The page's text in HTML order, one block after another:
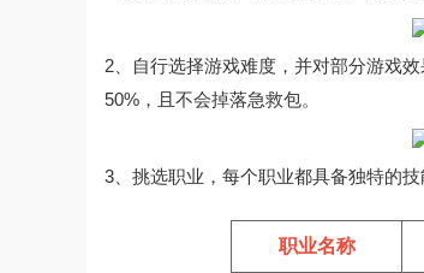
2、自行选择游戏难度，并对部分游戏
50%，且不会掉落急救包。
3、挑选职业，每个职业都具备独特的
职业名称